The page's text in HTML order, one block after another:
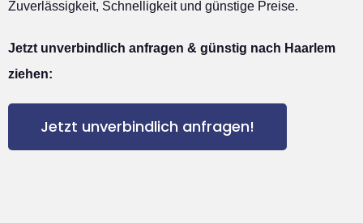
Zuverlässigkeit, Schnelligkeit und günstige Preise.
Jetzt unverbindlich anfragen & günstig nach Haarlem
ziehen:
Jetzt unverbindlich anfragen!